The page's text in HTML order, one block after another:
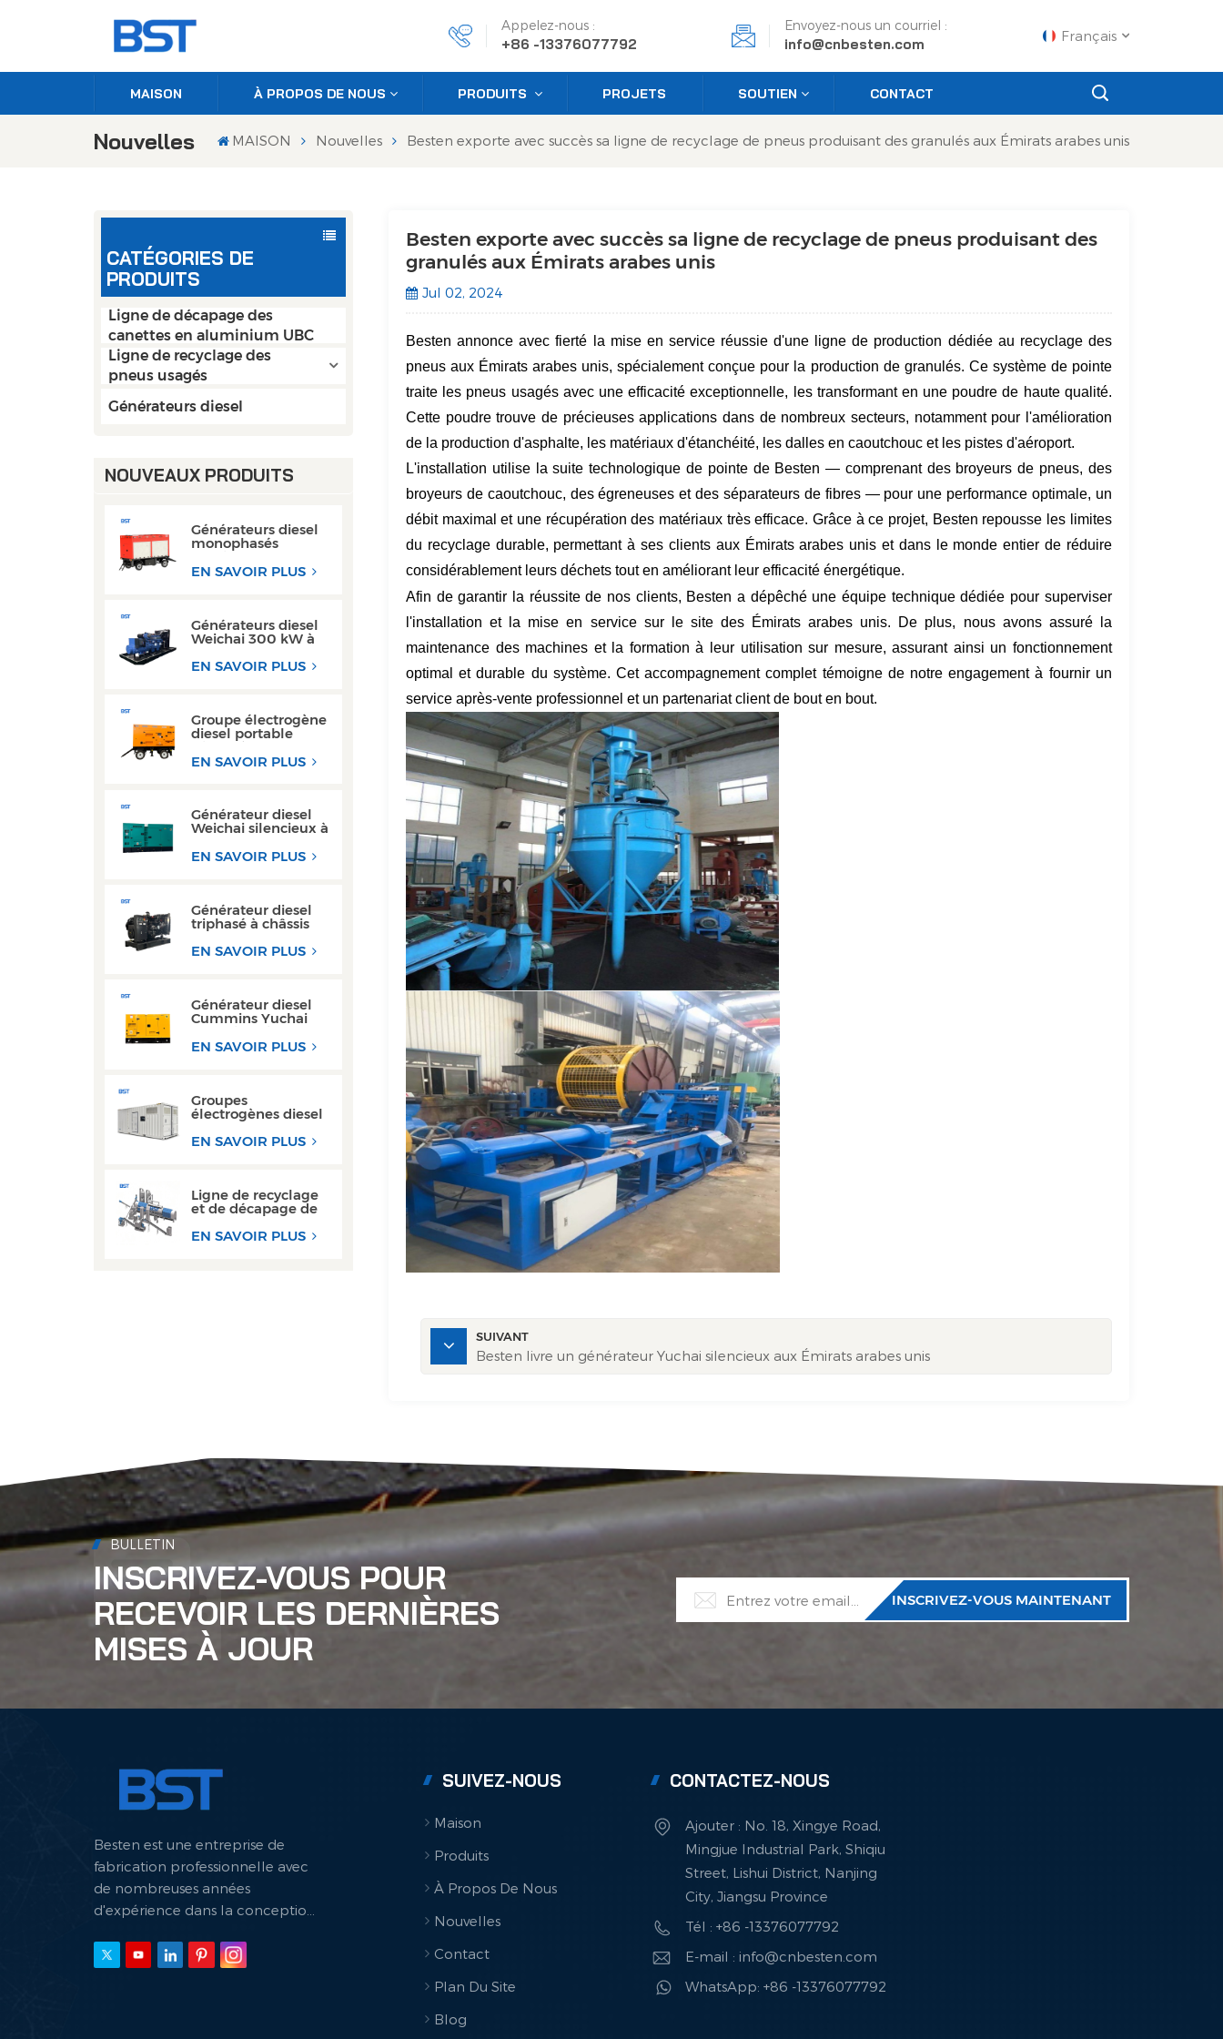
Appelez-nous :
+86 -13376077792
Envoyez-nous un courriel :
info@cnbesten.com
Français
English
Español
日语
MAISON À PROPOS DE NOUS PRODUITS PROJETS SOUTIEN CONTACT
Nouvelles MAISON Nouvelles Besten exporte avec succès sa ligne de recyclage de pneus produisant des granulés aux Émirats arabes unis
CATÉGORIES DE
PRODUITS
Ligne de décapage des
canettes en aluminium UBC
Ligne de recyclage des
pneus usagés
Générateurs diesel
NOUVEAUX PRODUITS
Générateurs diesel
monophasés
80 kW AC avec
EN SAVOIR PLUS
Générateurs diesel
Weichai 300 kW à
les opérations de
EN SAVOIR PLUS
Groupe électrogène
diesel portable
triphasé super
silencieux de type
EN SAVOIR PLUS
Générateur diesel
Weichai silencieux à
150 kVA à 200 kVA
EN SAVOIR PLUS
Générateur diesel
triphasé à châssis
ouvert haute
performance avec
EN SAVOIR PLUS
Générateur diesel
Cummins Yuchai
kW 200 kW pour
EN SAVOIR PLUS
Groupes
électrogènes diesel
de type conteneur
300 kW et 350 kVA,
EN SAVOIR PLUS
Ligne de recyclage
et de décapage de
canettes en
aluminium haute
EN SAVOIR PLUS
Besten exporte avec succès sa ligne de recyclage de pneus produisant des
granulés aux Émirats arabes unis
Jul 02, 2024
Besten annonce avec fierté la mise en service réussie d'une ligne de production dédiée au recyclage des
pneus aux Émirats arabes unis, spécialement conçue pour la production de granulés. Ce système de pointe
traite les pneus usagés avec une efficacité exceptionnelle, les transformant en une poudre de haute qualité.
Cette poudre trouve de précieuses applications dans de nombreux secteurs, notamment pour l'amélioration
de la production d'asphalte, les matériaux d'étanchéité, les dalles en caoutchouc et les pistes d'aéroport.
L'installation utilise la suite technologique de pointe de Besten — comprenant des broyeurs de pneus, des
broyeurs de caoutchouc, des égreneuses et des séparateurs de fibres — pour une performance optimale, un
débit maximal et une récupération des matériaux très efficace. Grâce à ce projet, Besten repousse les limites
du recyclage durable, permettant à ses clients aux Émirats arabes unis et dans le monde entier de réduire
considérablement leurs déchets tout en améliorant leur efficacité énergétique.
Afin de garantir la réussite de nos clients, Besten a dépêché une équipe technique dédiée pour superviser
l'installation et la mise en service sur le site des Émirats arabes unis. De plus, nous avons assuré la
maintenance des machines et la formation à leur utilisation sur mesure, assurant ainsi un fonctionnement
optimal et durable du système. Cet accompagnement complet témoigne de notre engagement à fournir un
service après-vente professionnel et un partenariat client de bout en bout.
SUIVANT
Besten livre un générateur Yuchai silencieux aux Émirats arabes unis
BULLETIN
INSCRIVEZ-VOUS POUR
RECEVOIR LES DERNIÈRES
MISES À JOUR
Besten est une entreprise de
fabrication professionnelle avec
de nombreuses années
d'expérience dans la conception
hydrauliques.
SUIVEZ-NOUS
Maison
Produits
À Propos De Nous
Nouvelles
Contact
Plan Du Site
Blog
CONTACTEZ-NOUS
Ajouter : No. 18, Xingye Road,
Mingjue Industrial Park, Shiqiu
Street, Lishui District, Nanjing
City, Jiangsu Province
Tél : +86 -13376077792
E-mail : info@cnbesten.com
WhatsApp: +86 -13376077792